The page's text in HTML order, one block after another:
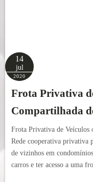
14
jul
2020
Frota Privativa
Compartilhada
Frota Privativa de Veículos
Rede cooperativa privativa
de vizinhos em
carros e ter acesso a uma